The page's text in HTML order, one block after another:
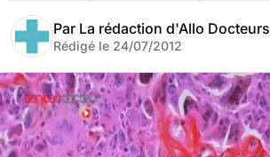
Par La rédaction d'Allo Docteurs
Rédigé le 24/07/2012